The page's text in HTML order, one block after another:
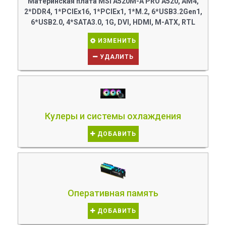
2*DDR4, 1*PCIEx16, 1*PCIEx1, 1*M.2, 6*USB3.2Gen1,
6*USB2.0, 4*SATA3.0, 1G, DVI, HDMI, M-ATX, RTL
ИЗМЕНИТЬ
УДАЛИТЬ
Кулеры и системы охлаждения
ДОБАВИТЬ
Оперативная память
ДОБАВИТЬ